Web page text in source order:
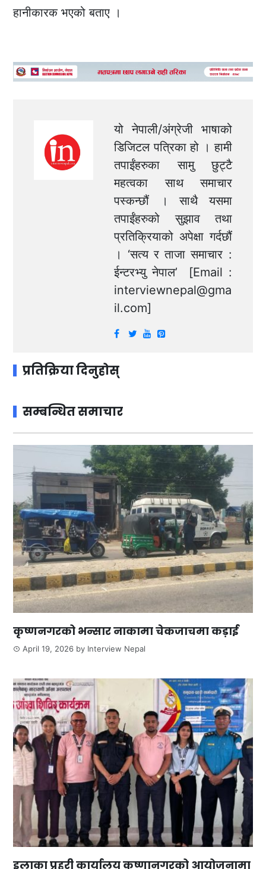
हानीकारक भएको बताए ।
यो नेपाली/अंग्रेजी भाषाको
डिजिटल पत्रिका हो । हामी
तपाईंहरुका सामु छुट्टै
महत्वका साथ समाचार
पस्कन्छौं । साथै यसमा
तपाईंहरुको सुझाव तथा
प्रतिक्रियाको अपेक्षा गर्दछौं
। ‘सत्य र ताजा समाचार :
ईन्टरभ्यु नेपाल’ [Email :
interviewnepal@gma
il.com]
प्रतिक्रिया दिनुहोस्
सम्बन्धित समाचार
कृष्णनगरको भन्सार नाकामा चेकजाचमा कड़ाई
April 19, 2026 by Interview Nepal
इलाका प्रहरी कार्यालय कृष्णानगरको आयोजनामा